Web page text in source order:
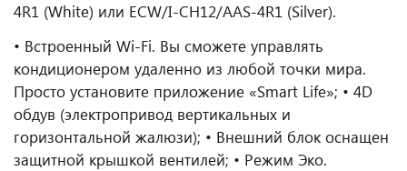
4R1 (White) или ECW/I-СH12/AAS-4R1 (Silver).
• Встроенный Wi-Fi. Вы сможете управлять
кондиционером удаленно из любой точки мира.
Просто установите приложение «Smart Life»; • 4D
обдув (электропривод вертикальных и
горизонтальной жалюзи); • Внешний блок оснащен
защитной крышкой вентилей; • Режим Эко.